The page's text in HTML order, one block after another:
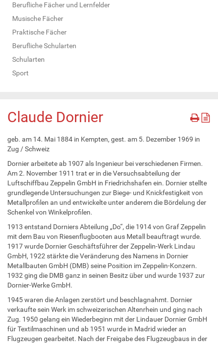
Berufliche Fächer und Lernfelder
Musische Fächer
Praktische Fächer
Berufliche Schularten
Schularten
Sport
Claude Dornier
geb. am 14. Mai 1884 in Kempten, gest. am 5. Dezember 1969 in
Zug / Schweiz
Dornier arbeitete ab 1907 als Ingenieur bei verschiedenen Firmen.
Am 2. November 1911 trat er in die Versuchsabteilung der
Luftschiffbau Zeppelin GmbH in Friedrichshafen ein. Dornier stellte
grundlegende Untersuchungen zur Biege- und Knickfestigkeit von
Metallprofilen an und entwickelte unter anderem die Bördelung der
Schenkel von Winkelprofilen.
1913 entstand Dorniers Abteilung „Do“, die 1914 von Graf Zeppelin
mit dem Bau von Riesenflugbooten aus Metall beauftragt wurde.
1917 wurde Dornier Geschäftsführer der Zeppelin-Werk Lindau
GmbH, 1922 stärkte die Veränderung des Namens in Dornier
Metallbauten GmbH (DMB) seine Position im Zeppelin-Konzern.
1932 ging die DMB ganz in seinen Besitz über und wurde 1937 zur
Dornier-Werke GmbH.
1945 waren die Anlagen zerstört und beschlagnahmt. Dornier
verkaufte sein Werk im schweizerischen Altenrhein und ging nach
Zug. 1950 gelang ein Wiederbeginn mit der Lindauer Dornier GmbH
für Textilmaschinen und ab 1951 wurde in Madrid wieder an
Flugzeugen gearbeitet. Nach der Freigabe des Flugzeugbaus in der